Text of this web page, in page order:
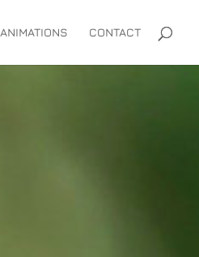
ANIMATIONS CONTACT